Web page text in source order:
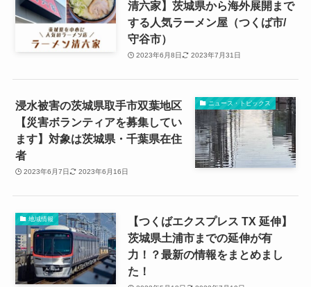
清六家】茨城県から海外展開まで
する人気ラーメン屋（つくば市/
守谷市）
2023年6月8日 2023年7月31日
ニュース・トピックス
浸水被害の茨城県取手市双葉地区
【災害ボランティアを募集してい
ます】対象は茨城県・千葉県在住
者
2023年6月7日 2023年6月16日
地域情報
【つくばエクスプレス TX 延伸】
茨城県土浦市までの延伸が有
力！？最新の情報をまとめまし
た！